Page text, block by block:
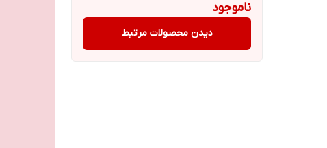
ناموجود
دیدن محصولات مرتبط